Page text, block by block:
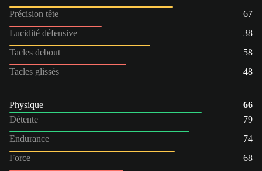
Précision tête
67
Lucidité défensive
38
Tacles debout
58
Tacles glissés
48
Physique
66
Détente
79
Endurance
74
Force
68